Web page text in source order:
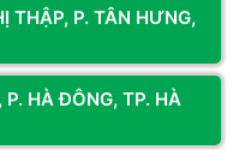
THẬP, P. TÂN HƯNG,
HÀ ĐÔNG, TP. HÀ